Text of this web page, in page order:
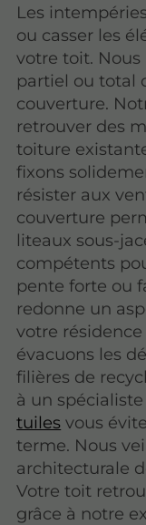
Les
ou casser les
votre toit.
partiel ou total
couverture.
retrouver des
toiture
fixons
résister aux
couverture
liteaux sous-
compétents
pente forte ou
redonne un
votre
évacuons les
filières de
à un
tuiles vous
terme. Nous
architecturale
Votre toit
grâce à notre